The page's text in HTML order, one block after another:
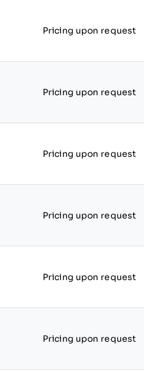
Pricing upon request
Pricing upon request
Pricing upon request
Pricing upon request
Pricing upon request
Pricing upon request